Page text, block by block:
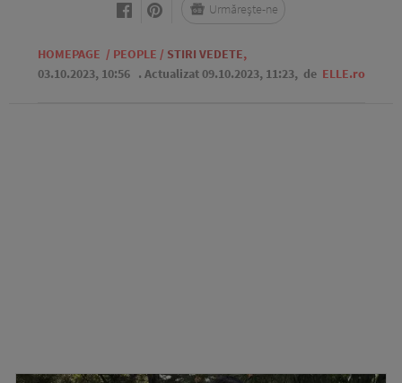
HOMEPAGE / PEOPLE / STIRI VEDETE,
03.10.2023, 10:56 . Actualizat 09.10.2023, 11:23, de ELLE.ro
Urmărește-ne